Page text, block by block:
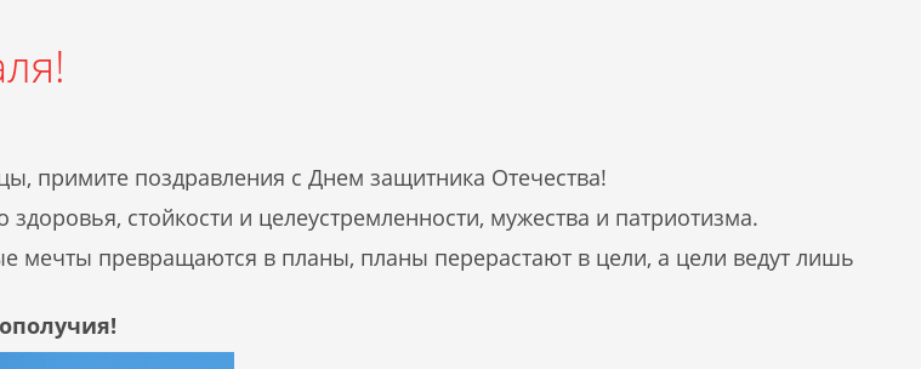
примите поздравления с Днем защитника Отечества!
стойкости и целеустремленности, мужества и патриотизма.
мечты превращаются в планы, планы перерастают в цели, а цели ведут лишь